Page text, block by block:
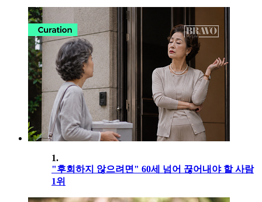
1.
"후회하지 않으려면" 60세 넘어 끊어내야 할 사람
1위